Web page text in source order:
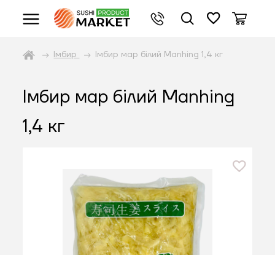
Імбир Імбир мар білий Manhing 1,4 кг
Імбир мар білий Manhing
1,4 кг